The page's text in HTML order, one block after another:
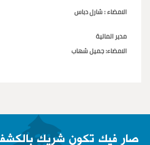
الامضاء : شارل دباس
مدير المالية
الامضاء: جميل شهاب
صار فيك تكون شريك